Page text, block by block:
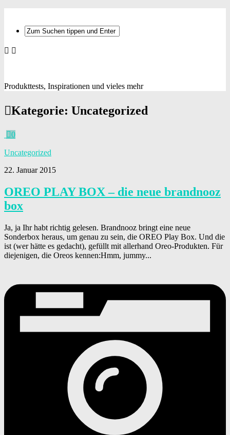
Produkttests, Inspirationen und vieles mehr
Kategorie: Uncategorized
0
Uncategorized
22. Januar 2015
OREO PLAY BOX – die neue brandnooz
box
Ja, ja Ihr habt richtig gelesen. Brandnooz bringt eine neue
Sonderbox heraus, um genau zu sein, die OREO Play Box. Und die
ist (wer hätte es gedacht), gefüllt mit allerhand Oreo-Produkten. Für
diejenigen, die Oreos kennen:Hmm, jummy...